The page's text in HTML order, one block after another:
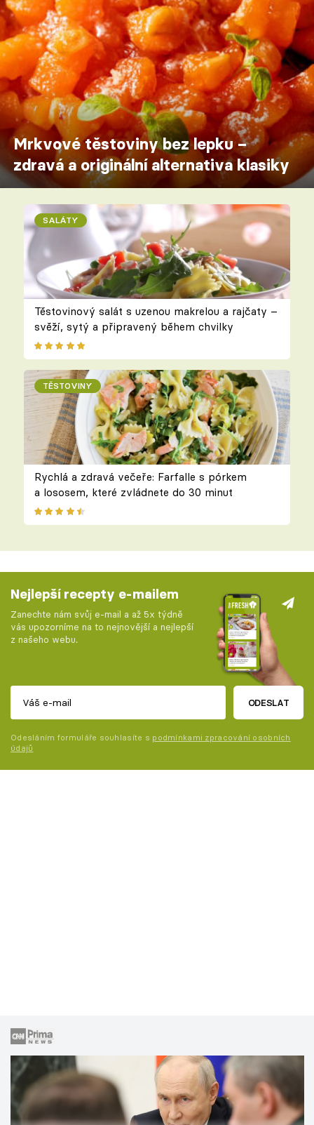
Mrkvové těstoviny bez lepku –
zdravá a originální alternativa klasiky
SALÁTY
Těstovinový salát s uzenou makrelou a rajčaty –
svěží, sytý a připravený během chvilky
TĚSTOVINY
Rychlá a zdravá večeře: Farfalle s pórkem
a lososem, které zvládnete do 30 minut
Nejlepší recepty e-mailem
Zanechte nám svůj e-mail a až 5x týdně
vás upozorníme na to nejnovější a nejlepší
z našeho webu.
ODESLAT
Odesláním formuláře souhlasíte s podmínkami zpracování osobních
údajů